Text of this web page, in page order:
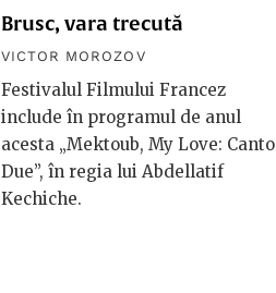
Brusc, vara trecută
VICTOR MOROZOV
Festivalul Filmului Francez
include în programul de anul
acesta „Mektoub, My Love: Canto
Due”, în regia lui Abdellatif
Kechiche.